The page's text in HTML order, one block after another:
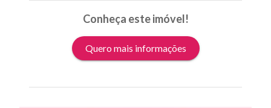
Conheça este imóvel!
Quero mais informações